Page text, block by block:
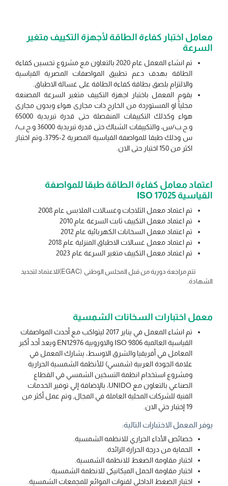
معامل اختبار كفاءة الطاقة لأجهزة التكييف متغير
السرعة
تم انشاء المعمل عام 2020 بالتعاون مع مشروع تحسين كفاءة
الطاقة بهدف دعم تطبيق المواصفات المصرية القياسية
والالتزام بلصق بطاقة كفاءة الطاقة على غسالة الاطباق.
يقوم المعمل باختبار اجهزة التكييف متغير السرعة المصنعة
محلياً او المستوردة من الخارج ذات مجارى هواء وبدون مجارى
هواء وكذلك التكييفات المنفصلة حتى قدرة تبريدية 65000
و.ح.ب/س، والتكييفات الشباك حتى قدرة تبريدية 36000 و.ح.ب/
س وذلك طبقا للمواصفة القياسية المصرية 2-3795، وتم اختبار
اكثر من 150 اختبار حتى الان.
اعتماد معامل كفاءة الطاقة طبقا للمواصفة
القياسية ISO 17025
تم اعتماد معمل الثلاجات وغسالات الملابس عام 2008
تم اعتماد معمل التكييف ثابت السرعة عام 2010
تم اعتماد معمل السخانات الكهربائية عام 2012
تم اعتماد معمل غسالات الاطباق المنزلية عام 2018
تم اعتماد معمل التكييف متغير السرعة عام 2023
تتم مراجعة دورية من قبل المجلس الوطنى (EGAC)للاعتماد لتجديد
الشهادة.
معمل اختبارات السخانات الشمسية
تم انشاء المعمل في يناير 2017 ليتواكب مع أحدث المواصفات
القياسية العالمية ISO 9806 والاوروبية EN12976 ويعد أحد أكبر
المعامل في أفريقيا والشرق الاوسط، يشارك المعمل في
علامة الجودة العربية (شمسي) للأنظمة الشمسية الحرارية
ومشروع استخدام انظمة التسخين الشمسي في القطاع
الصناعي بالتعاون مع UNIDO، بالإضافة إلي توفير الخدمات
الفنية للشركات المحلية العاملة في المجال, وتم عمل أكثر من
19 إختبار حتي الان.
يوفر المعمل الاختبارات التالية:
خصائص الأداء الحراري للانظمه الشمسية.
الحماية من درجة الحرارة الزائدة.
اختبار مقاومة الضغط للانظمة الشمسية.
اختبار مقاومة الحمل الميكانيكى للانظمة الشمسية.
اختبار الضغط الداخلى لقنوات الموائع للمجمعات الشمسية.